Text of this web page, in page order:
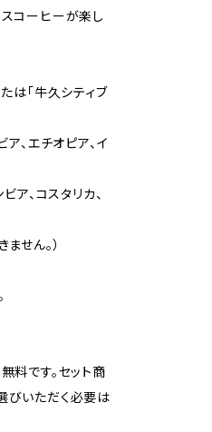
コーヒーが楽し
は「牛久シティブ
、エチオピア、イ
ア、コスタリカ、
せん。）
料です。セット商
びいただく必要は